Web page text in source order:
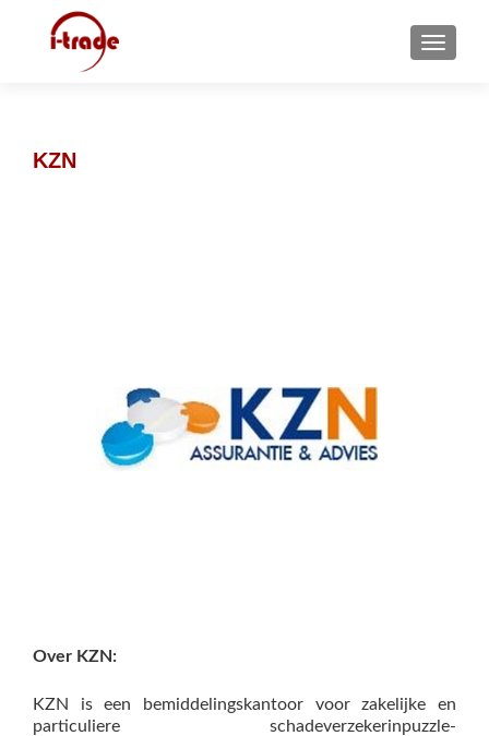
MENU
KZN
Over KZN:
KZN is een bemiddelingskantoor voor zakelijke en
particuliere schadeverzekerinpuzzle-